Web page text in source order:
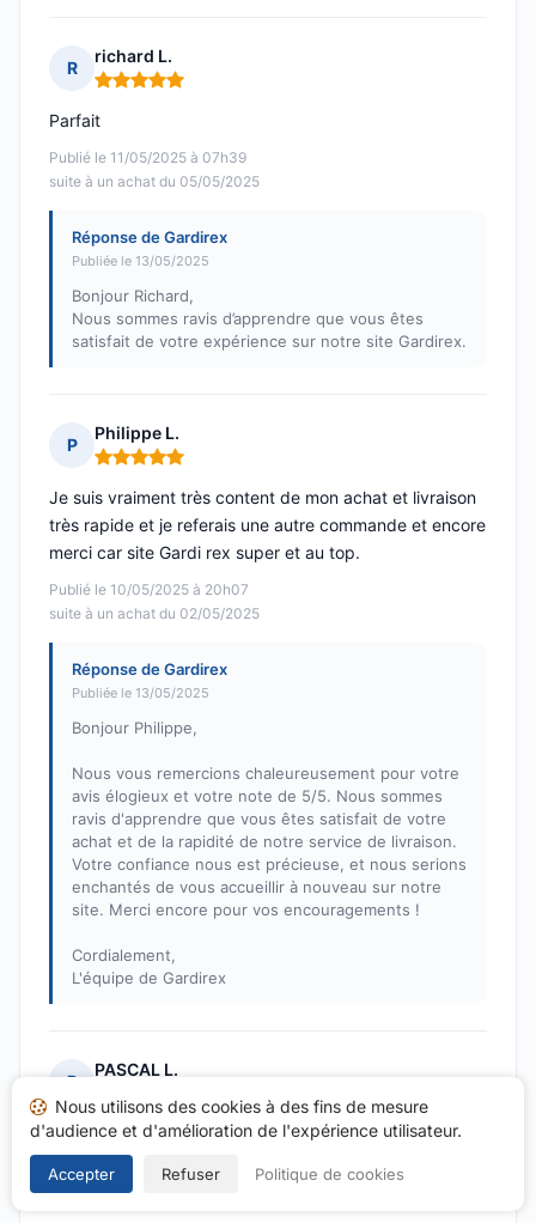
R
richard L.
Note : 5 sur 5
Publié le 11/05/2025 à 07h39
suite à un achat du 05/05/2025
Parfait
Réponse de Gardirex
Publiée le 13/05/2025
Bonjour Richard,
Nous sommes ravis d’apprendre que vous êtes
satisfait de votre expérience sur notre site Gardirex.
P
Philippe L.
Note : 5 sur 5
Publié le 10/05/2025 à 20h07
suite à un achat du 02/05/2025
Je suis vraiment très content de mon achat et livraison
très rapide et je referais une autre commande et encore
merci car site Gardi rex super et au top.
Réponse de Gardirex
Publiée le 13/05/2025
Bonjour Philippe,
Nous vous remercions chaleureusement pour votre
avis élogieux et votre note de 5/5. Nous sommes
ravis d'apprendre que vous êtes satisfait de votre
achat et de la rapidité de notre service de livraison.
Votre confiance nous est précieuse, et nous serions
enchantés de vous accueillir à nouveau sur notre
site. Merci encore pour vos encouragements !
Cordialement,
L'équipe de Gardirex
P
PASCAL L.
Note : 5 sur 5
Publié le 10/05/2025 à 18h25
suite à un achat du 02/05/2025
Rapide et efficace
Nous utilisons des cookies à des fins de mesure
d'audience et d'amélioration de l'expérience utilisateur.
Accepter Refuser Politique de cookies